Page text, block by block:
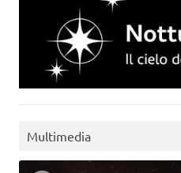
Multimedia